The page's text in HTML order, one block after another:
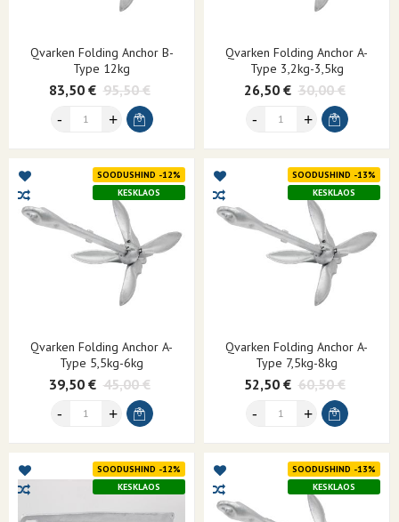
Qvarken Folding Anchor B-
Type 12kg
83,50 € 95,50 €
Qvarken Folding Anchor A-
Type 3,2kg-3,5kg
26,50 € 30,00 €
SOODUSHIND -12%
KESKLAOS
Qvarken Folding Anchor A-
Type 5,5kg-6kg
39,50 € 45,00 €
SOODUSHIND -13%
KESKLAOS
Qvarken Folding Anchor A-
Type 7,5kg-8kg
52,50 € 60,50 €
SOODUSHIND -12%
KESKLAOS
SOODUSHIND -13%
KESKLAOS